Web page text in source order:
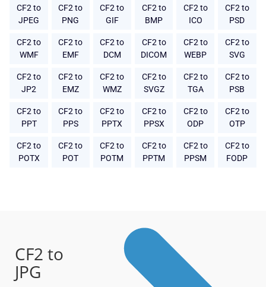
CF2 to
JPEG
CF2 to
PNG
CF2 to
GIF
CF2 to
BMP
CF2 to
ICO
CF2 to
PSD
CF2 to
WMF
CF2 to
EMF
CF2 to
DCM
CF2 to
DICOM
CF2 to
WEBP
CF2 to
SVG
CF2 to
JP2
CF2 to
EMZ
CF2 to
WMZ
CF2 to
SVGZ
CF2 to
TGA
CF2 to
PSB
CF2 to
PPT
CF2 to
PPS
CF2 to
PPTX
CF2 to
PPSX
CF2 to
ODP
CF2 to
OTP
CF2 to
POTX
CF2 to
POT
CF2 to
POTM
CF2 to
PPTM
CF2 to
PPSM
CF2 to
FODP
CF2 to
JPG